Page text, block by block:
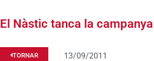
El Nàstic tanca la
TORNAR 13/09/2011